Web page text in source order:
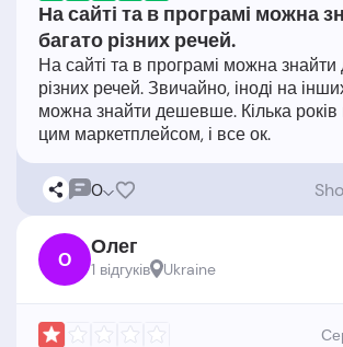
На сайті та в програмі можна
багато різних речей.
На сайті та в програмі можна
різних речей. Звичайно, іноді на
можна знайти дешевше. Кілька років
0
О Олег
1 відгукiв Ukraine